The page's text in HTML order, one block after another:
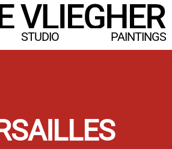
STUDIO PAINTINGS